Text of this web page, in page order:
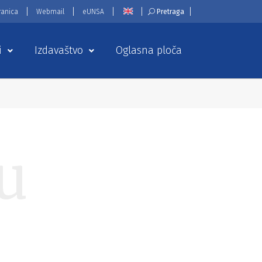
Webmail eUNSA Pretraga
Izdavaštvo Oglasna ploča